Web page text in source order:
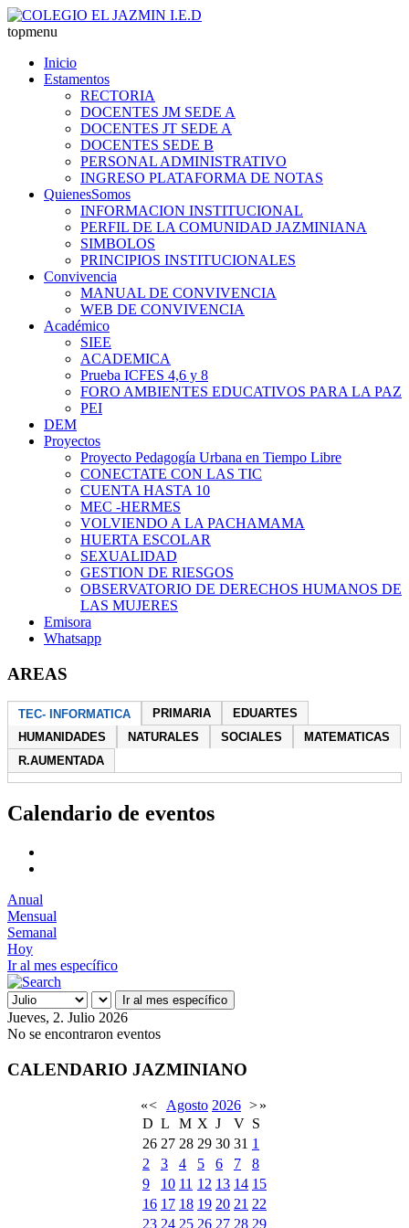
topmenu
Inicio
Estamentos
RECTORIA
DOCENTES JM SEDE A
DOCENTES JT SEDE A
DOCENTES SEDE B
PERSONAL ADMINISTRATIVO
INGRESO PLATAFORMA DE NOTAS
QuienesSomos
INFORMACION INSTITUCIONAL
PERFIL DE LA COMUNIDAD JAZMINIANA
SIMBOLOS
PRINCIPIOS INSTITUCIONALES
Convivencia
MANUAL DE CONVIVENCIA
WEB DE CONVIVENCIA
Académico
SIEE
ACADEMICA
Prueba ICFES 4,6 y 8
FORO AMBIENTES EDUCATIVOS PARA LA PAZ
PEI
DEM
Proyectos
Proyecto Pedagogía Urbana en Tiempo Libre
CONECTATE CON LAS TIC
CUENTA HASTA 10
MEC -HERMES
VOLVIENDO A LA PACHAMAMA
HUERTA ESCOLAR
SEXUALIDAD
GESTION DE RIESGOS
OBSERVATORIO DE DERECHOS HUMANOS DE
LAS MUJERES
Emisora
Whatsapp
AREAS
TEC- INFORMATICA PRIMARIA
EDUARTES
HUMANIDADES
NATURALES SOCIALES
MATEMATICAS
R.AUMENTADA
Calendario de eventos
Anual
Mensual
Semanal
Hoy
Ir al mes específico
Ir al mes específico
Jueves, 2. Julio 2026
No se encontraron eventos
CALENDARIO JAZMINIANO
«< Agosto 2026 >»
D L M X J V S
26 27 28 29 30 31 1
2
3 4 5 6 7
8
9
10 11 12 13 14 15
16 17 18 19 20 21 22
23 24 25 26 27 28 29